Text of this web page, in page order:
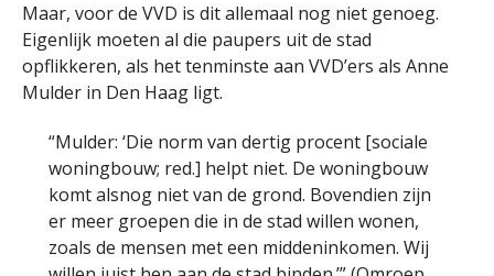
Maar, voor de VVD is dit allemaal nog niet genoeg.
Eigenlijk moeten al die paupers uit de stad
opflikkeren, als het tenminste aan VVD’ers als Anne
Mulder in Den Haag ligt.
“Mulder: ‘Die norm van dertig procent [sociale
woningbouw; red.] helpt niet. De woningbouw
komt alsnog niet van de grond. Bovendien zijn
er meer groepen die in de stad willen wonen,
zoals de mensen met een middeninkomen. Wij